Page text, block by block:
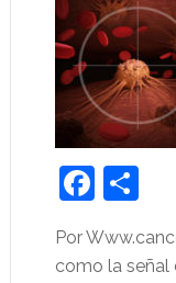
Por
como la señal